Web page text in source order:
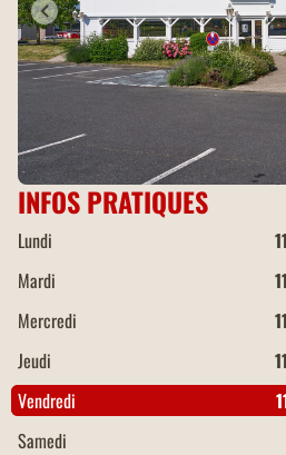
INFOS PRATIQUES
Lundi
Mardi
Mercredi
Jeudi
Vendredi
Samedi